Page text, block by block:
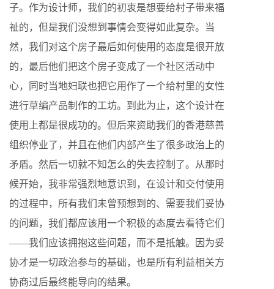
子。作为设计师，我们的初衷是想要给村子带来福
祉的，但是我们没想到事情会变得如此复杂。当
然，我们对这个房子最后如何使用的态度是很开放
的，最后他们把这个房子变成了一个社区活动中
心，同时当地妇联也把它用作了一个给村里的女性
进行草编产品制作的工坊。到此为止，这个设计在
使用上都是很成功的。但后来资助我们的香港慈善
组织停业了，并且在他们内部产生了很多政治上的
矛盾。然后一切就不知怎么的失去控制了。从那时
候开始，我非常强烈地意识到，在设计和交付使用
的过程中，所有我们未曾预想到的、需要我们妥协
的问题，我们都应该用一个积极的态度去看待它们
——我们应该拥抱这些问题，而不是抵触。因为妥
协才是一切政治参与的基础，也是所有利益相关方
协商过后最终能导向的结果。